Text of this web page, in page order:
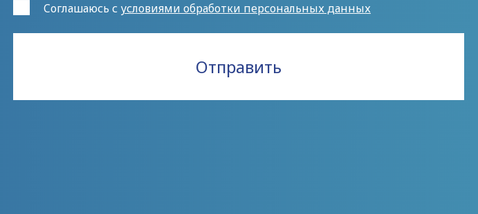
Cоглашаюсь с условиями обработки персональных данных